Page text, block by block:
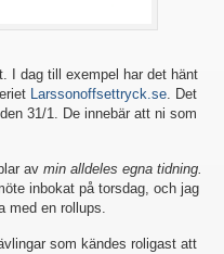
I dag till exempel har det hänt
Larssonoffsettryck.se. Det
31/1. De innebär att ni som
av min alldeles egna tidning.
inbokat på torsdag, och jag
med en rollups.
som kändes roligast att